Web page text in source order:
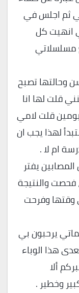
ثم اجلس في
انهيت كل
مسلسلاتي
وحالتها تصبح
قلت لها انا
قلت لامي
لهذا يجب ان
ام لا .
يفتر
والنتيجة
وقتها وفرحت
يرحبون بي
هذا الوباء
ألا
وخطير .